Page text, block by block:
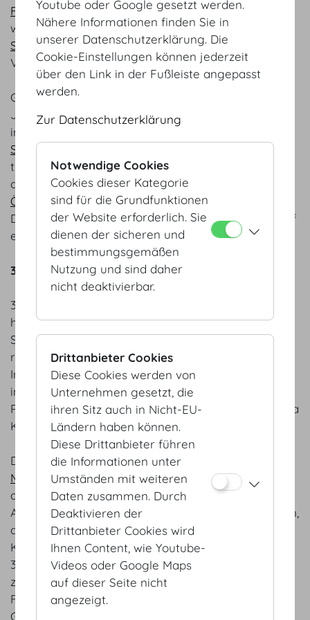
Forumvom 30.11. – 01.12. Spannende Themen
werden ebenfalls beimVienna Int. Symposium for
Stem Cell Researchab 04. – 06.12. in der Hofburg
Vienna diskutiert.
Gleich nach der beliebten Hofburg Ballsaison im
Jahr 2024 startet die Wissenschaft mit Kongressen
im Februar. Beim
68th Annual Meeting of the
Society of Thrombosis and Haemostasis Research
treffen einander etwa 1.200 Teilnehmer und bald
darauf im März findet die21. Jahrestagung der
Österreichischen Gesellschaft für Neurologie
Das Hofburg Vienna Team freut sich schon jetzt auf
eine gute Kongresssaison im kommenden Jahr!
3D-Technologie – Hofburg Visualisierungen
3D Visualisierungen von Events in der einzigartigen
historischen Location schaffen neue Perspektiven.
Spezialisten wirkten hier, um die Realisierung einer
räumlichen Inszenierung umzusetzen. „Unseren
Interessenten bietet sich eine flächendeckende
interaktive und virtuelle Umgebung der
Räumlichkeiten“, so die Geschäftsführerin Alexandra
Kaszay.
Die Festsäle wurden von unserem Partner
MediaApparatmit Lasertechnik gescannt, danach
die Daten zu einem 3D Modell umgewandelt. Visual
Artists vonVisual Events
arbeiteten an den Effekten,
dass Marmor, Parkettböden, einzigartige
Kristallluster und vieles mehr originalgetreu wirken.
3D Objekte aus einer softwareinternen Bibliothek
zeigen die Varianten der Set-ups in allen Hofburg
Festsälen mit dem hauseigenen Mobiliar. Von
Goldsessel an Banketttischen bis hin zu Ledersessel
Youtube oder Google gesetzt werden.
Nähere Informationen finden Sie in
unserer Datenschutzerklärung. Die
Cookie-Einstellungen können jederzeit
über den Link in der Fußleiste angepasst
werden.
Zur Datenschutzerklärung
Notwendige Cookies
Cookies dieser Kategorie
sind für die Grundfunktionen
der Website erforderlich. Sie
dienen der sicheren und
bestimmungsgemäßen
Nutzung und sind daher
nicht deaktivierbar.
Drittanbieter Cookies
Diese Cookies werden von
Unternehmen gesetzt, die
ihren Sitz auch in Nicht-EU-
Ländern haben können.
Diese Drittanbieter führen
die Informationen unter
Umständen mit weiteren
Daten zusammen. Durch
Deaktivieren der
Drittanbieter Cookies wird
Ihnen Content, wie Youtube-
Videos oder Google Maps
auf dieser Seite nicht
angezeigt.